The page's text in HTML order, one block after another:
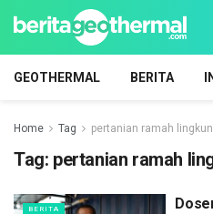
GEOTHERMAL BERITA
Home Tag pertanian ramah
Tag: pertanian ramah
BERITA